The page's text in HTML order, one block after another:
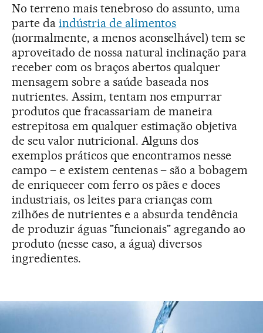
No terreno mais tenebroso do assunto, uma
parte da indústria de alimentos
(normalmente, a menos aconselhável) tem se
aproveitado de nossa natural inclinação para
receber com os braços abertos qualquer
mensagem sobre a saúde baseada nos
nutrientes. Assim, tentam nos empurrar
produtos que fracassariam de maneira
estrepitosa em qualquer estimação objetiva
de seu valor nutricional. Alguns dos
exemplos práticos que encontramos nesse
campo – e existem centenas – são a bobagem
de enriquecer com ferro os pães e doces
industriais, os leites para crianças com
zilhões de nutrientes e a absurda tendência
de produzir águas "funcionais" agregando ao
produto (nesse caso, a água) diversos
ingredientes.